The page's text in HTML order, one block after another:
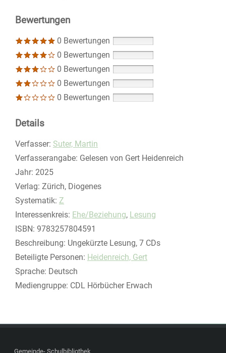
Bewertungen
0 Bewertungen
0 Bewertungen
0 Bewertungen
0 Bewertungen
0 Bewertungen
Details
Verfasser: Suche nach diesem Verfasser
Suter, Martin
Verfasserangabe: Gelesen von Gert Heidenreich
Jahr: 2025
Verlag: Zürich, Diogenes
opens in new tab
Diesen Link in neuem Tab öffnen
Systematik: Suche nach dieser Systematik
Z
Interessenkreis: Suche nach diesem Interessenskreis
Ehe/Beziehung, Lesung
ISBN: 9783257804591
Beschreibung: Ungekürzte Lesung, 7 CDs
Beteiligte Personen: Suche nach dieser Beteiligten Person
Heidenreich, Gert
Sprache: Deutsch
Mediengruppe: CDL Hörbücher Erwach
Gemeinde- Schulbibliothek